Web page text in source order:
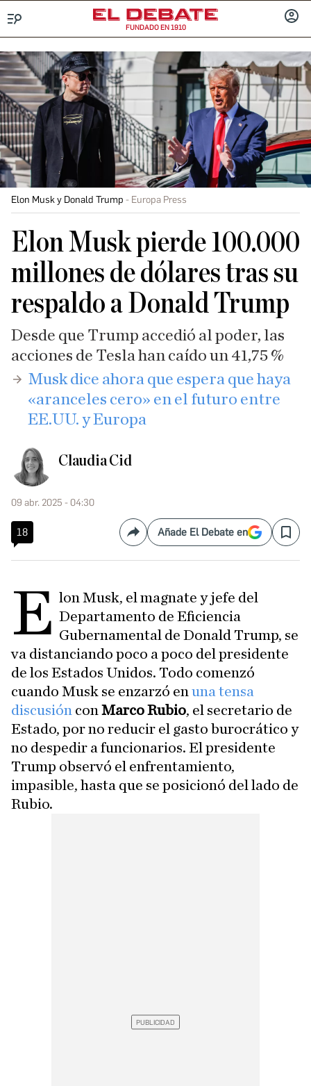
FUNDADO EN 1910
Elon Musk y Donald Trump Europa Press
Elon Musk pierde 100.000
millones de dólares tras su
respaldo a Donald Trump
Desde que Trump accedió al poder, las
acciones de Tesla han caído un 41,75 %
​Musk dice ahora que espera que haya
«aranceles cero» en el futuro entre
EE.UU. y Europa
Claudia Cid
09 abr. 2025 - 04:30
18 CompartirAñade El Debate en Save
E lon Musk, el magnate y jefe del
Departamento de Eficiencia
Gubernamental de Donald Trump, se
va distanciando poco a poco del presidente
de los Estados Unidos. Todo comenzó
cuando Musk se enzarzó en una tensa
discusión con Marco Rubio, el secretario de
Estado, por no reducir el gasto burocrático y
no despedir a funcionarios. El presidente
Trump observó el enfrentamiento,
impasible, hasta que se posicionó del lado de
Rubio.